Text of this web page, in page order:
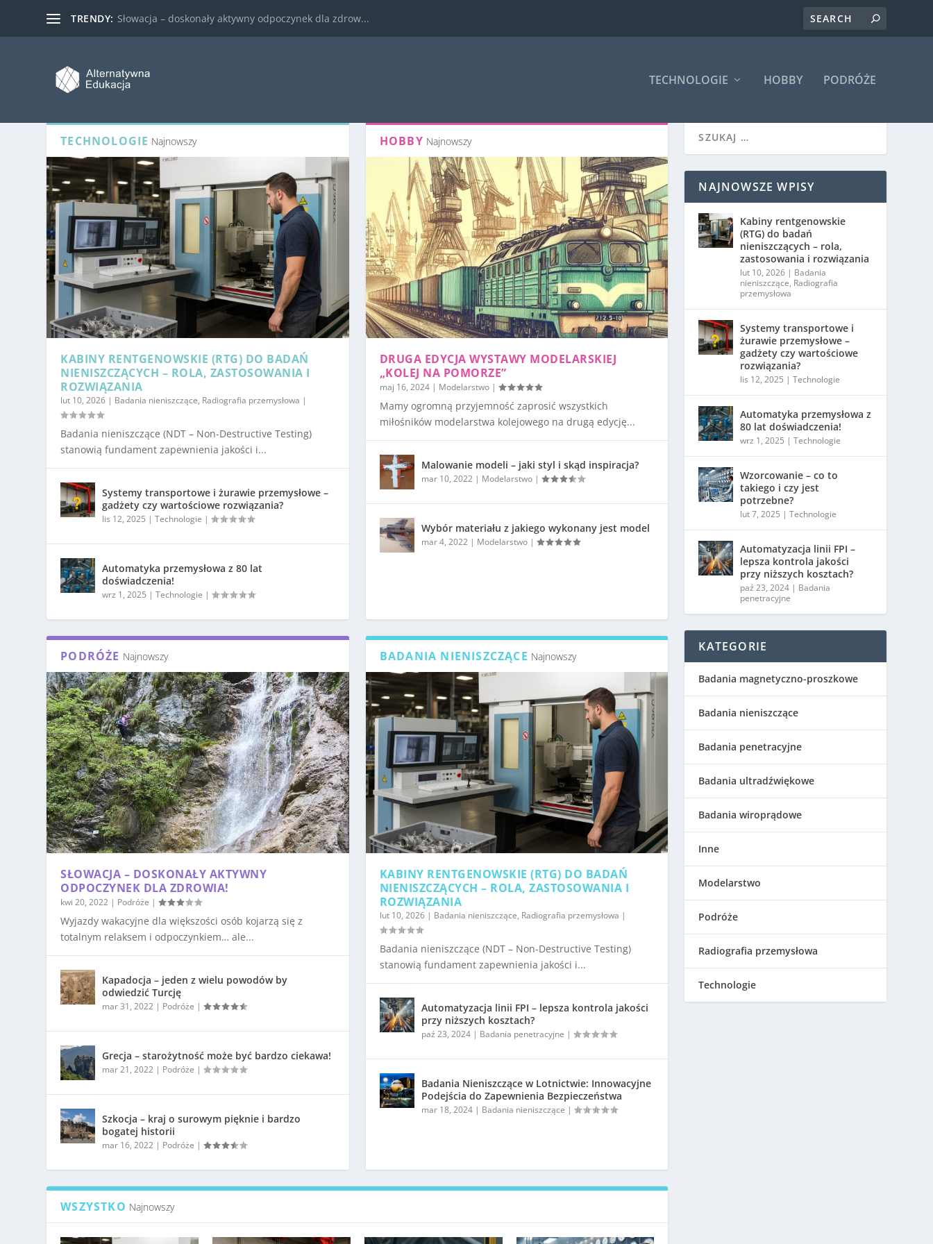
TRENDY: Słowacja – doskonały aktywny odpoczynek dla zdrow...
TECHNOLOGIE HOBBY PODRÓŻE
TECHNOLOGIE Najnowszy
KABINY RENTGENOWSKIE (RTG) DO BADAŃ
NIENISZCZĄCYCH – ROLA, ZASTOSOWANIA I
ROZWIĄZANIA
lut 10, 2026 | Badania nieniszczące, Radiografia przemysłowa |
Badania nieniszczące (NDT – Non-Destructive Testing)
stanowią fundament zapewnienia jakości i...
Systemy transportowe i żurawie przemysłowe –
gadżety czy wartościowe rozwiązania?
lis 12, 2025 |Technologie |
Automatyka przemysłowa z 80 lat
doświadczenia!
wrz 1, 2025 |Technologie |
HOBBY Najnowszy
DRUGA EDYCJA WYSTAWY MODELARSKIEJ
„KOLEJ NA POMORZE”
maj 16, 2024| Modelarstwo|
Mamy ogromną przyjemność zaprosić wszystkich
miłośników modelarstwa kolejowego na drugą edycję...
Malowanie modeli – jaki styl i skąd inspiracja?
mar 10, 2022 | Modelarstwo|
Wybór materiału z jakiego wykonany jest model
mar 4, 2022 | Modelarstwo|
PODRÓŻE Najnowszy
SŁOWACJA – DOSKONAŁY AKTYWNY
ODPOCZYNEK DLA ZDROWIA!
kwi 20, 2022 | Podróże |
Wyjazdy wakacyjne dla większości osób kojarzą się z
totalnym relaksem i odpoczynkiem… ale...
Kapadocja – jeden z wielu powodów by
odwiedzić Turcję
mar 31, 2022 | Podróże |
Grecja – starożytność może być bardzo ciekawa!
mar 21, 2022 | Podróże |
Szkocja – kraj o surowym pięknie i bardzo
bogatej historii
mar 16, 2022 | Podróże |
BADANIA NIENISZCZĄCE Najnowszy
KABINY RENTGENOWSKIE (RTG) DO BADAŃ
NIENISZCZĄCYCH – ROLA, ZASTOSOWANIA I
ROZWIĄZANIA
lut 10, 2026| Badania nieniszczące, Radiografia przemysłowa |
Badania nieniszczące (NDT – Non-Destructive Testing)
stanowią fundament zapewnienia jakości i...
Automatyzacja linii FPI – lepsza kontrola jakości
przy niższych kosztach?
paź 23, 2024| Badania penetracyjne |
Badania Nieniszczące w Lotnictwie: Innowacyjne
Podejścia do Zapewnienia Bezpieczeństwa
mar 18, 2024| Badania nieniszczące |
WSZYSTKO Najnowszy
NAJNOWSZE WPISY
Kabiny rentgenowskie
(RTG) do badań
nieniszczących – rola,
zastosowania i rozwiązania
lut 10, 2026 | Badania
nieniszczące, Radiografia
przemysłowa
Systemy transportowe i
żurawie przemysłowe –
gadżety czy wartościowe
rozwiązania?
lis 12, 2025 |Technologie
Automatyka przemysłowa z
80 lat doświadczenia!
wrz 1, 2025 |Technologie
Wzorcowanie – co to
takiego i czy jest
potrzebne?
lut 7, 2025 |Technologie
Automatyzacja linii FPI –
lepsza kontrola jakości
przy niższych kosztach?
paź 23, 2024 | Badania
penetracyjne
KATEGORIE
Badania magnetyczno-proszkowe
Badania nieniszczące
Badania penetracyjne
Badania ultradźwiękowe
Badania wiroprądowe
Inne
Modelarstwo
Podróże
Radiografia przemysłowa
Technologie